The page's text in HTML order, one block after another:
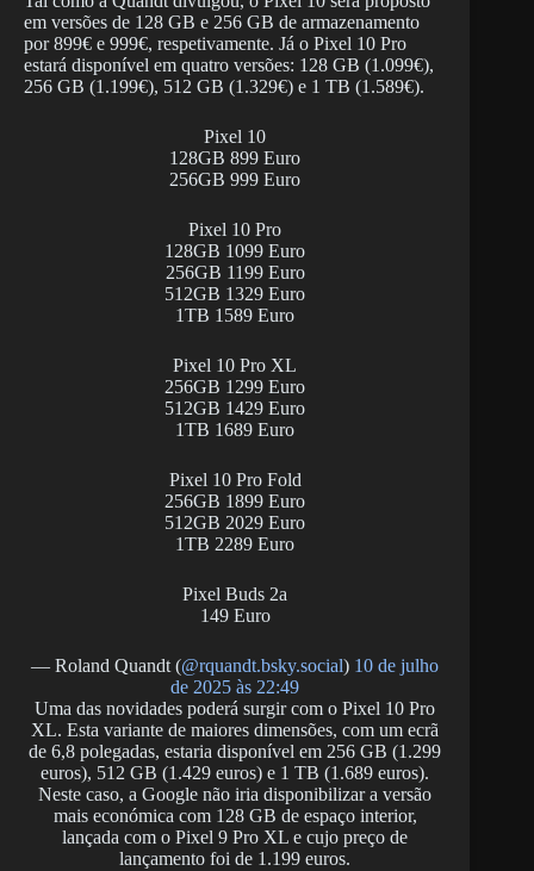
em versões de 128 GB e 256 GB de armazenamento
por 899€ e 999€, respetivamente. Já o Pixel 10 Pro
estará disponível em quatro versões: 128 GB (1.099€),
256 GB (1.199€), 512 GB (1.329€) e 1 TB (1.589€).
Pixel 10
128GB 899 Euro
256GB 999 Euro
Pixel 10 Pro
128GB 1099 Euro
256GB 1199 Euro
512GB 1329 Euro
1TB 1589 Euro
Pixel 10 Pro XL
256GB 1299 Euro
512GB 1429 Euro
1TB 1689 Euro
Pixel 10 Pro Fold
256GB 1899 Euro
512GB 2029 Euro
1TB 2289 Euro
Pixel Buds 2a
149 Euro
— Roland Quandt (@rquandt.bsky.social) 10 de julho
de 2025 às 22:49
Uma das novidades poderá surgir com o Pixel 10 Pro
XL. Esta variante de maiores dimensões, com um ecrã
de 6,8 polegadas, estaria disponível em 256 GB (1.299
euros), 512 GB (1.429 euros) e 1 TB (1.689 euros).
Neste caso, a Google não iria disponibilizar a versão
mais económica com 128 GB de espaço interior,
lançada com o Pixel 9 Pro XL e cujo preço de
lançamento foi de 1.199 euros.